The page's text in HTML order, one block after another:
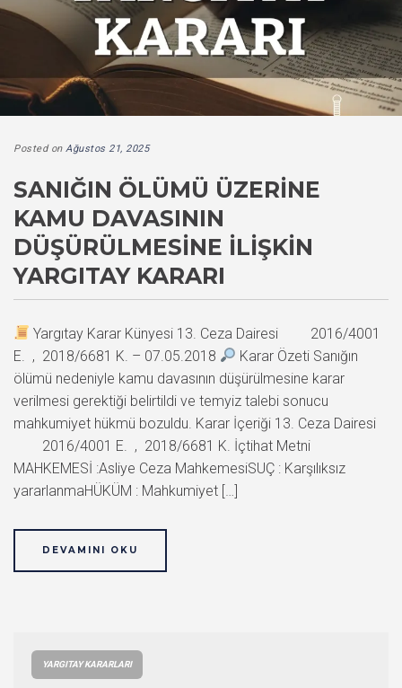
Posted on Ağustos 21, 2025
SANIĞIN ÖLÜMÜ ÜZERINE
KAMU DAVASININ
DÜŞÜRÜLMESINE İLIŞKIN
YARGITAY KARARI
Yargıtay Karar Künyesi 13. Ceza Dairesi 2016/4001
E. , 2018/6681 K. – 07.05.2018
Karar Özeti Sanığın
ölümü nedeniyle kamu davasının düşürülmesine karar
verilmesi gerektiği belirtildi ve temyiz talebi sonucu
mahkumiyet hükmü bozuldu. Karar İçeriği 13. Ceza Dairesi
2016/4001 E. , 2018/6681 K. İçtihat Metni
MAHKEMESİ :Asliye Ceza MahkemesiSUÇ : Karşılıksız
yararlanmaHÜKÜM : Mahkumiyet […]
DEVAMINI OKU
YARGITAY KARARLARI